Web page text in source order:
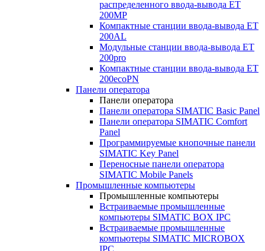
распределенного ввода-вывода ET
200MP
Компактные станции ввода-вывода ET
200AL
Модульные станции ввода-вывода ET
200pro
Компактные станции ввода-вывода ET
200ecoPN
Панели оператора
Панели оператора
Панели оператора SIMATIC Basic Panel
Панели оператора SIMATIC Comfort
Panel
Программируемые кнопочные панели
SIMATIC Key Panel
Переносные панели оператора
SIMATIC Mobile Panels
Промышленные компьютеры
Промышленные компьютеры
Встраиваемые промышленные
компьютеры SIMATIC BOX IPC
Встраиваемые промышленные
компьютеры SIMATIC MICROBOX
IPC